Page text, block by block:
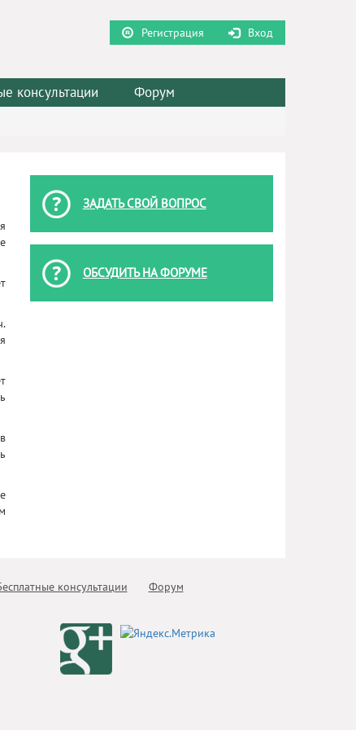
Регистрация Вход
консультации Форум
ЗАДАТЬ СВОЙ ВОПРОС
ОБСУДИТЬ НА ФОРУМЕ
консультации Форум